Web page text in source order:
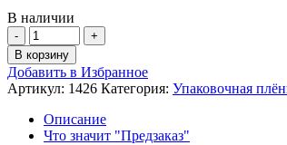
В наличии
Количество
товара
Бумага
упаковочная
надпись
в
ассортименте
В корзину
Добавить в Избранное
Артикул: 1426 Категория: Упаковочная
Описание
Что значит "Предзаказ"